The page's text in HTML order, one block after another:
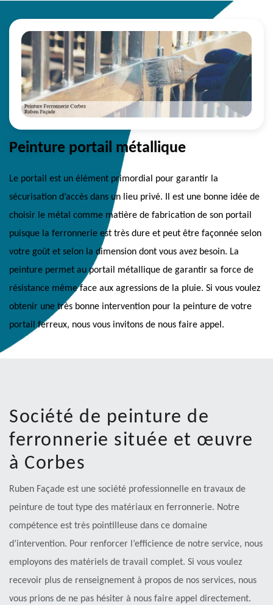
Peinture portail métallique
Le portail est un élément primordial pour garantir la
sécurisation d’accès dans un lieu privé. Il est une bonne idée de
choisir le métal comme matière de fabrication de son portail
puisque la ferronnerie est très dure et peut être façonnée selon
votre goût et selon la dimension dont vous avez besoin. La
peinture permet au portail métallique de garantir sa force de
résistance même face aux agressions de la pluie. Si vous voulez
obtenir une très bonne intervention pour la peinture de votre
portail ferreux, nous vous invitons de nous faire appel.
Société de peinture de
ferronnerie située et œuvre
à Corbes
Ruben Façade est une société professionnelle en travaux de
peinture de tout type des matériaux en ferronnerie. Notre
compétence est très pointilleuse dans ce domaine
d’intervention. Pour renforcer l’efficience de notre service, nous
employons des matériels de travail complet. Si vous voulez
recevoir plus de renseignement à propos de nos services, nous
vous prions de ne pas hésiter à nous faire appel directement.